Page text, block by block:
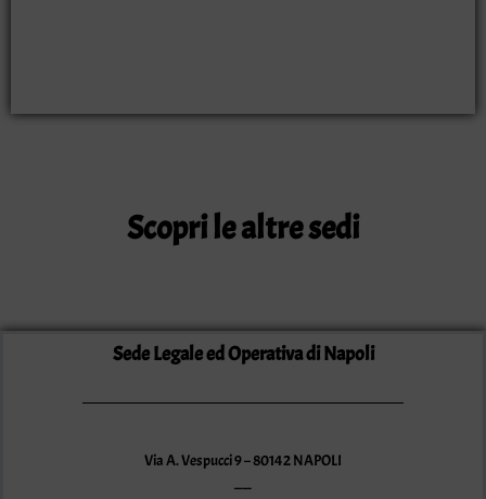
Scopri le altre sedi
Sede Legale ed Operativa di Napoli
Via A. Vespucci 9 – 80142 NAPOLI
——